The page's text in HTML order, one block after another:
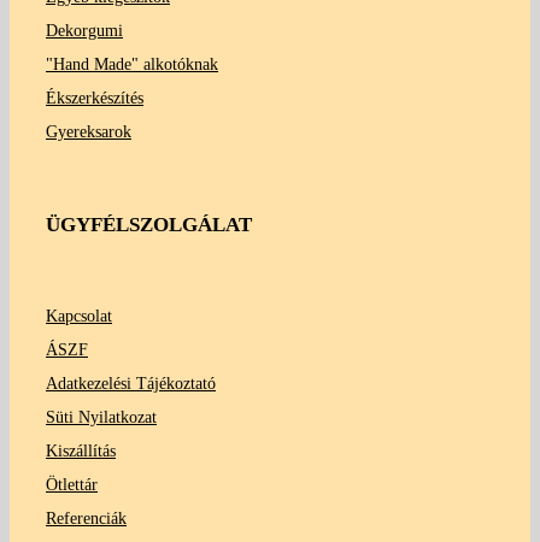
Dekorgumi
"Hand Made" alkotóknak
Ékszerkészítés
Gyereksarok
ÜGYFÉLSZOLGÁLAT
Kapcsolat
ÁSZF
Adatkezelési Tájékoztató
Süti Nyilatkozat
Kiszállítás
Ötlettár
Referenciák